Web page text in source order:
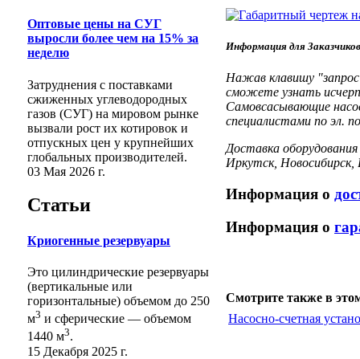
Оптовые цены на СУГ
выросли более чем на 15% за
неделю
Затруднения с поставками
сжиженных углеводородных
газов (СУГ) на мировом рынке
вызвали рост их котировок и
отпускных цен у крупнейших
глобальных производителей.
03 Мая 2026 г.
Статьи
Криогенные резервуары
Это цилиндрические резервуары
(вертикальные или
горизонтальные) объемом до 250
м3 и сферические ― объемом
1440 м3.
15 Декабря 2025 г.
Информация для Заказчиков
Нажав клавишу
сможете узнать
Самовсасывающие
специалистами по эл.
Доставка
Иркутск,
Информация о
Информация о
Смотрите также в
Насосно-счетная